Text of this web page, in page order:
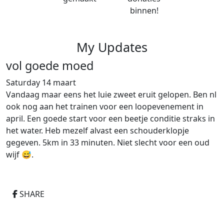
binnen!
My Updates
vol goede moed
Saturday 14 maart
Vandaag maar eens het luie zweet eruit gelopen. Ben nl
ook nog aan het trainen voor een loopevenement in
april. Een goede start voor een beetje conditie straks in
het water. Heb mezelf alvast een schouderklopje
gegeven. 5km in 33 minuten. Niet slecht voor een oud
wijf 😅.
SHARE